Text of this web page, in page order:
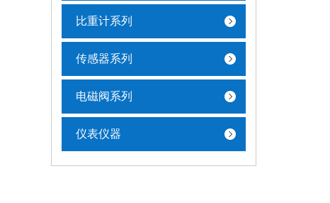
比重计系列
传感器系列
电磁阀系列
仪表仪器